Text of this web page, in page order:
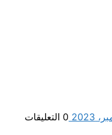
0 التعليقات